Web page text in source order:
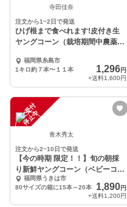
寺田佳奈
注文から1~2日で発送
ひげ根まで食べれます!皮付き生
ヤングコーン（栽培期間中農薬不
福岡県糸島市
1キロ約７本〜１１本
1,296円
+送料1,600円
注
文
受
付
停
止
中
青木秀太
注文から2~10日で発送
【今の時期 限定！！】旬の朝採
り新鮮ヤングコーン（ベビーコー
ン） 約20本
福岡県うきは市
80サイズの箱に15本～20本
1,890円
+送料1,200円